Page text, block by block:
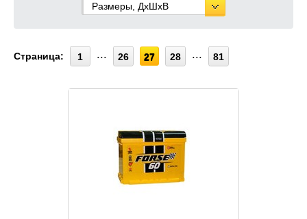
Размеры, ДхШхВ
Страница: 1 26 27 28 81